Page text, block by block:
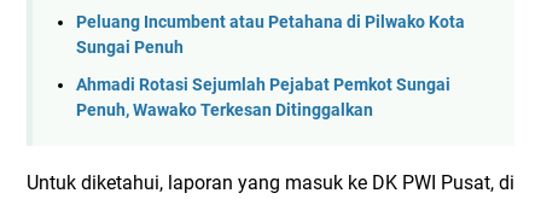
Peluang Incumbent atau Petahana di Pilwako Kota
Sungai Penuh
Ahmadi Rotasi Sejumlah Pejabat Pemkot Sungai
Penuh, Wawako Terkesan Ditinggalkan
Untuk diketahui, laporan yang masuk ke DK PWI Pusat, di